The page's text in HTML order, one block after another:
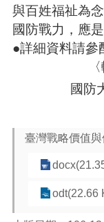
與百姓福祉為
國防戰力，應
●詳細資料請參
國防
臺灣戰略價值
odt(22.66